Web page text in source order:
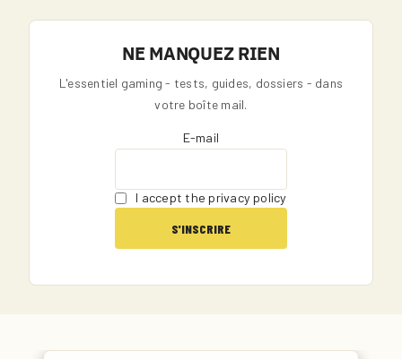
NE MANQUEZ RIEN
L'essentiel gaming - tests, guides, dossiers - dans
votre boîte mail.
E-mail
I accept the privacy policy